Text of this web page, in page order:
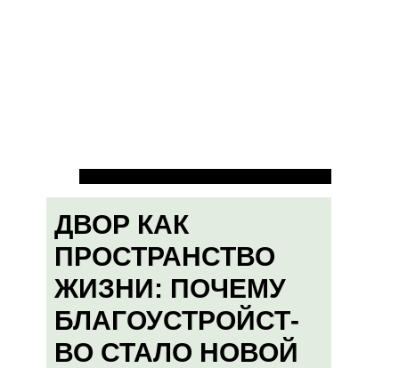
ДВОР КАК
ПРОСТРАНСТВО
ЖИЗНИ: ПОЧЕМУ
БЛАГОУСТРОЙСТ-
ВО СТАЛО НОВОЙ